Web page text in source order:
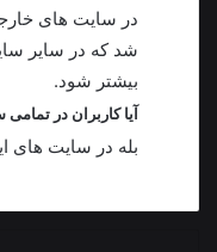
در سایت های
شد که در سایر
بیشتر شود.
آیا کاربران در
بله در سایت های